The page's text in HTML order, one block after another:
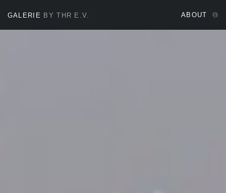
GALERIE BY THR E.V. ABOUT